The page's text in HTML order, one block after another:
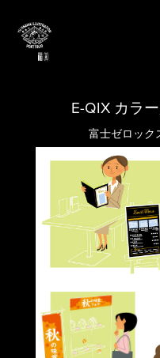
E-QIX カラ
富士ゼロック